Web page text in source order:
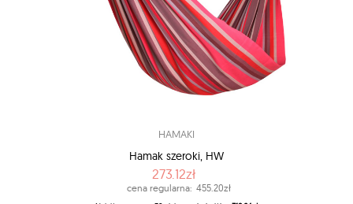
HAMAKI
Hamak szeroki, HW
273.12zł
cena regularna: 455.20zł